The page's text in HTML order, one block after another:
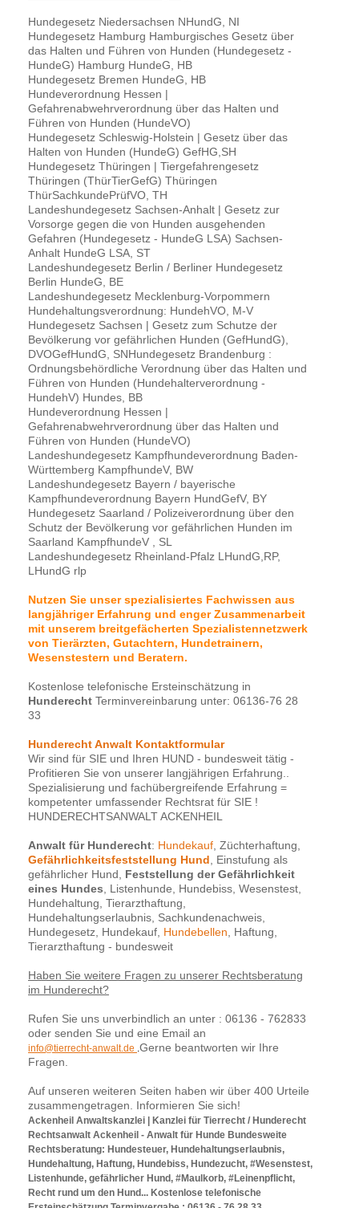
Hundegesetz Niedersachsen NHundG, NI
Hundegesetz Hamburg Hamburgisches Gesetz über
das Halten und Führen von Hunden (Hundegesetz -
HundeG) Hamburg HundeG, HB
Hundegesetz Bremen HundeG, HB
Hundeverordnung Hessen |
Gefahrenabwehrverordnung über das Halten und
Führen von Hunden (HundeVO)
Hundegesetz Schleswig-Holstein | Gesetz über das
Halten von Hunden (HundeG) GefHG,SH
Hundegesetz Thüringen | Tiergefahrengesetz
Thüringen (ThürTierGefG) Thüringen
ThürSachkundePrüfVO, TH
Landeshundegesetz Sachsen-Anhalt | Gesetz zur
Vorsorge gegen die von Hunden ausgehenden
Gefahren (Hundegesetz - HundeG LSA) Sachsen-
Anhalt HundeG LSA, ST
Landeshundegesetz Berlin / Berliner Hundegesetz
Berlin HundeG, BE
Landeshundegesetz Mecklenburg-Vorpommern
Hundehaltungsverordnung: HundehVO, M-V
Hundegesetz Sachsen | Gesetz zum Schutze der
Bevölkerung vor gefährlichen Hunden (GefHundG),
DVOGefHundG, SNHundegesetz Brandenburg :
Ordnungsbehördliche Verordnung über das Halten und
Führen von Hunden (Hundehalterverordnung -
HundehV) Hundes, BB
Hundeverordnung Hessen |
Gefahrenabwehrverordnung über das Halten und
Führen von Hunden (HundeVO)
Landeshundegesetz Kampfhundeverordnung Baden-
Württemberg KampfhundeV, BW
Landeshundegesetz Bayern / bayerische
Kampfhundeverordnung Bayern HundGefV, BY
Hundegesetz Saarland / Polizeiverordnung über den
Schutz der Bevölkerung vor gefährlichen Hunden im
Saarland KampfhundeV , SL
Landeshundegesetz Rheinland-Pfalz LHundG,RP,
LHundG rlp
Nutzen Sie unser spezialisiertes Fachwissen aus
langjähriger Erfahrung und enger Zusammenarbeit
mit unserem breitgefächerten Spezialistennetzwerk
von Tierärzten, Gutachtern, Hundetrainern,
Wesenstestern und Beratern.
Kostenlose telefonische Ersteinschätzung in
Hunderecht Terminvereinbarung unter: 06136-76 28
33
Hunderecht Anwalt Kontaktformular
Wir sind für SIE und Ihren HUND - bundesweit tätig -
Profitieren Sie von unserer langjährigen Erfahrung..
Spezialisierung und fachübergreifende Erfahrung =
kompetenter umfassender Rechtsrat für SIE !
HUNDERECHTSANWALT ACKENHEIL
Anwalt für Hunderecht: Hundekauf , Züchterhaftung,
Gefährlichkeitsfeststellung Hund , Einstufung als
gefährlicher Hund, Feststellung der Gefährlichkeit
eines Hundes , Listenhunde, Hundebiss, Wesenstest,
Hundehaltung, Tierarzthaftung,
Hundehaltungserlaubnis, Sachkundenachweis,
Hundegesetz, Hundekauf, Hundebellen , Haftung,
Tierarzthaftung - bundesweit
Haben Sie weitere Fragen zu unserer Rechtsberatung
im Hunderecht?
Rufen Sie uns unverbindlich an unter : 06136 - 762833
oder senden Sie und eine Email an
info@tierrecht-anwalt.de .Gerne beantworten wir Ihre
Fragen.
Auf unseren weiteren Seiten haben wir über 400 Urteile
zusammengetragen. Informieren Sie sich!
Ackenheil Anwaltskanzlei | Kanzlei für Tierrecht / Hunderecht
Rechtsanwalt Ackenheil - Anwalt für Hunde Bundesweite
Rechtsberatung: Hundesteuer, Hundehaltungserlaubnis,
Hundehaltung, Haftung, Hundebiss, Hundezucht, #Wesenstest,
Listenhunde, gefährlicher Hund, #Maulkorb, #Leinenpflicht,
Recht rund um den Hund... Kostenlose telefonische